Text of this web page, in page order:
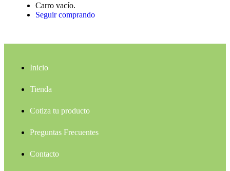
Carro vacío.
Seguir comprando
Inicio
Tienda
Cotiza tu producto
Preguntas Frecuentes
Contacto